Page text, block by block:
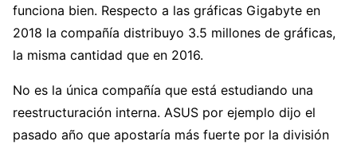
funciona bien. Respecto a las gráficas Gigabyte en
2018 la compañía distribuyo 3.5 millones de gráficas,
la misma cantidad que en 2016.
No es la única compañía que está estudiando una
reestructuración interna. ASUS por ejemplo dijo el
pasado año que apostaría más fuerte por la división